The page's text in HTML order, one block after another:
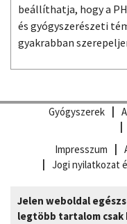
beállíthatja, hogy a
és gyógyszerészeti
gyakrabban
Gyógyszerek
Impresszum
Jogi nyilatkozat
Jelen weboldal
legtöbb tartalom